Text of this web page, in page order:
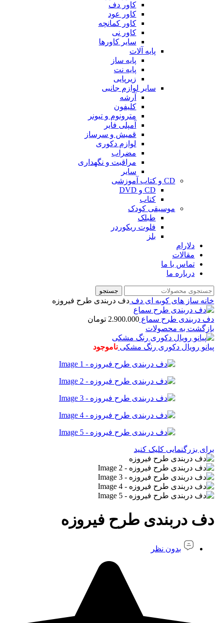
کاور دف
کاور عود
کاور کمانچه
کاور نی
سایر کاورها
پایه آلات
پایه ساز
پایه نت
زیرپایی
سایر لوازم جانبی
آرشه
کلیفون
مترونوم و تیونر
آمپلی فایر
قمیش و سرساز
لوازم دکوری
مضراب
مراقبت و نگهداری
سایر
CD و کتاب آموزشی
CD و DVD
کتاب
موسیقی کودک
طبلک
فلوت ریکوردر
بلز
دلارام
مقالات
تماس با ما
درباره ما
جستجو
خانه ساز های کوبه ای دف دف دربندی طرح فیروزه
دف دربندی طرح سماع 2.900.000 تومان
بازگشت به محصولات
پیانو رویال دکوری رنگ مشکی ناموجود
برای بزرگنمایی کلیک کنید
دف دربندی طرح فیروزه
بدون نظر